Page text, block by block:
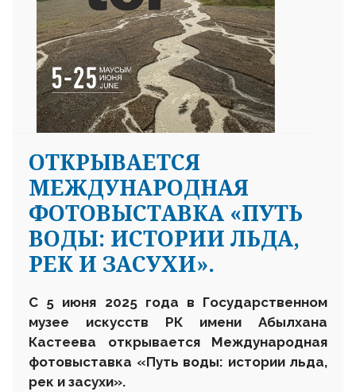
ОТКРЫВАЕТСЯ
МЕЖДУНАРОДНАЯ
ФОТОВЫСТАВКА «ПУТЬ
ВОДЫ: ИСТОРИИ ЛЬДА,
РЕК И ЗАСУХИ».
С 5 июня 2025 года в Государственном
музее искусств РК имени Абылхана
Кастеева открывается Международная
фотовыставка «Путь воды: истории льда,
рек и засухи».